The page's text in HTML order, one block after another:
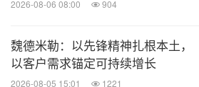
2026-08-06 08:00 904
魏德米勒：以先锋精神扎根本土，
以客户需求锚定可持续增长
2026-08-05 15:01 1221